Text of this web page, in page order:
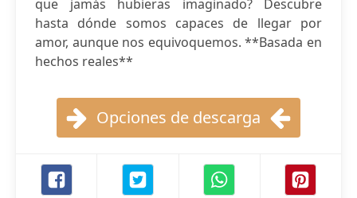
que jamás hubieras imaginado? Descubre
hasta dónde somos capaces de llegar por
amor, aunque nos equivoquemos. **Basada en
hechos reales**
Opciones de descarga